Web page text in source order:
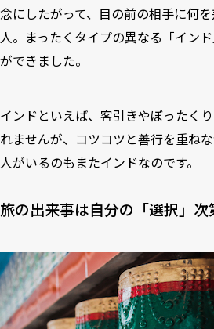
念にしたがって、目の前の相手に何
人。まったくタイプの異なる「イン
ができました。
インドといえば、客引きやぼったく
れませんが、コツコツと善行を重ね
人がいるのもまたインドなのです。
旅の出来事は自分の「選択」次